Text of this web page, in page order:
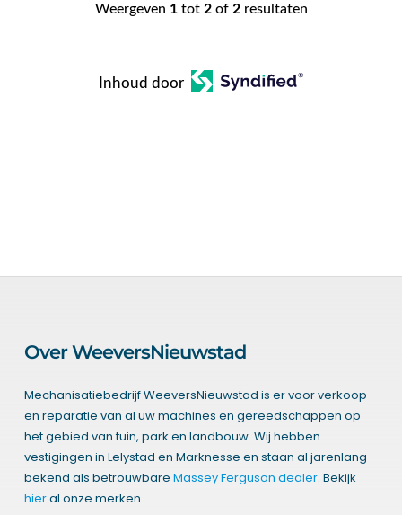
Weergeven 1tot 2of 2resultaten
Inhoud door
Over WeeversNieuwstad
Mechanisatiebedrijf WeeversNieuwstad is er voor verkoop
en reparatie van al uw machines en gereedschappen op
het gebied van tuin, park en landbouw. Wij hebben
vestigingen in Lelystad en Marknesse en staan al jarenlang
bekend als betrouwbare Massey Ferguson dealer. Bekijk
hieral onze merken.